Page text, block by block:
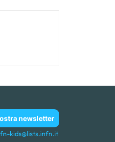
newsletter
kids@lists.infn.it